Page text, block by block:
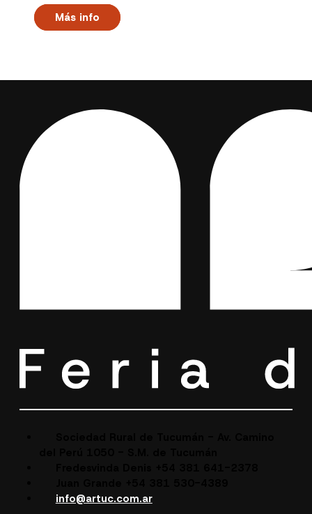
Más info
info@artuc.com.ar